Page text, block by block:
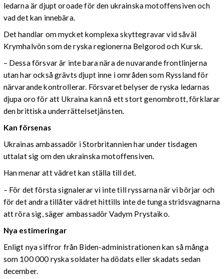
ledarna är djupt oroade för den ukrainska motoffensiven och
vad det kan innebära.
Det handlar om mycket komplexa skyttegravar vid såväl
Krymhalvön som de ryska regionerna Belgorod och Kursk.
– Dessa försvar är inte bara nära de nuvarande frontlinjerna
utan har också grävts djupt inne i områden som Ryssland för
närvarande kontrollerar. Försvaret belyser de ryska ledarnas
djupa oro för att Ukraina kan nå ett stort genombrott, förklarar
den brittiska underrättelsetjänsten.
Kan försenas
Ukrainas ambassadör i Storbritannien har under tisdagen
uttalat sig om den ukrainska motoffensiven.
Han menar att vädret kan ställa till det.
– För det första signalerar vi inte till ryssarna när vi börjar och
för det andra tillåter vädret hittills inte de tunga stridsvagnarna
att röra sig, säger ambassadör Vadym Prystaiko.
Nya estimeringar
Enligt nya siffror från Biden-administrationen kan så många
som 100 000 ryska soldater ha dödats eller skadats sedan
december.